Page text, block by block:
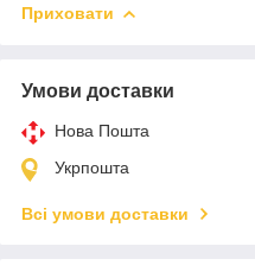
Приховати
Умови доставки
Нова Пошта
Укрпошта
Всі умови доставки